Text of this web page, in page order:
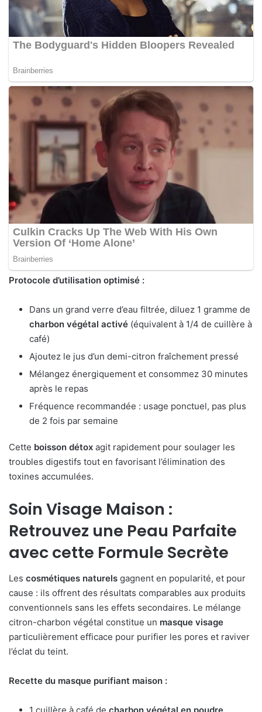
Protocole d’utilisation optimisé :
Dans un grand verre d’eau filtrée, diluez 1 gramme de
charbon végétal activé (équivalent à 1/4 de cuillère à
café)
Ajoutez le jus d’un demi-citron fraîchement pressé
Mélangez énergiquement et consommez 30 minutes
après le repas
Fréquence recommandée : usage ponctuel, pas plus
de 2 fois par semaine
Cette boisson détox agit rapidement pour soulager les
troubles digestifs tout en favorisant l’élimination des
toxines accumulées.
Soin Visage Maison :
Retrouvez une Peau Parfaite
avec cette Formule Secrète
Les cosmétiques naturels gagnent en popularité, et pour
cause : ils offrent des résultats comparables aux produits
conventionnels sans les effets secondaires. Le mélange
citron-charbon végétal constitue un masque visage
particulièrement efficace pour purifier les pores et raviver
l’éclat du teint.
Recette du masque purifiant maison :